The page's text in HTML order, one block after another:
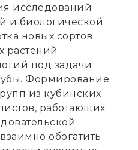
исследований
и биологической
новых сортов
растений
под задачи
Формирование
из кубинских
работающих
обогатить